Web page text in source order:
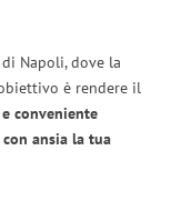
Napoli, dove la
è rendere il
conveniente
ansia la tua